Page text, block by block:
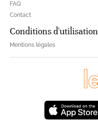
FAQ
Contact
Conditions d'utilisation
Mentions légales